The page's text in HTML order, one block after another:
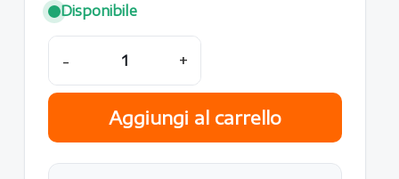
Disponibile
- +
Aggiungi al carrello